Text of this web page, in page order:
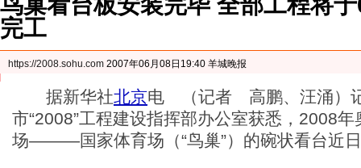
完工
https://2008.sohu.com 2007年06月08日19:40 羊城晚报
据新华社北京电 （记者 高鹏、汪涌）
市“2008”工程建设指挥部办公室获悉，2008
场———国家体育场（“鸟巢”）的碗状看台近